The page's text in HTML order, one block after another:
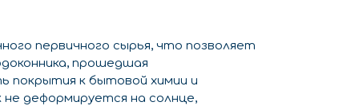
первичного сырья, что позволяет
прошедшая
покрытия к бытовой химии и
деформируется на солнце,